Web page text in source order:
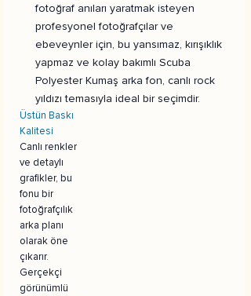
fotoğraf anıları yaratmak isteyen
profesyonel fotoğrafçılar ve
ebeveynler için, bu yansımaz, kırışıklık
yapmaz ve kolay bakımlı Scuba
Polyester Kumaş arka fon, canlı rock
yıldızı temasıyla ideal bir seçimdir.
Üstün Baskı
Kalitesi
Canlı renkler
ve detaylı
grafikler, bu
fonu bir
fotoğrafçılık
arka planı
olarak öne
çıkarır.
Gerçekçi
görünümlü